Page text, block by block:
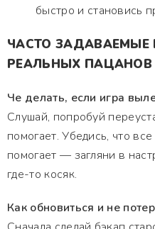
быстро и становись
ЧАСТО ЗАДАВАЕМЫЕ
РЕАЛЬНЫХ ПАЦАНОВ
Че делать, если игра
Слушай, попробуй
помогает. Убедись, что
помогает — загляни в
где-то косяк.
Как обновиться и не